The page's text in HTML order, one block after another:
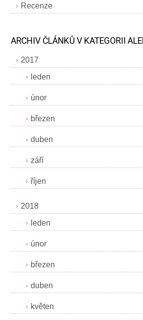
Recenze
ARCHIV ČLÁNKŮ V KATEGORII
2017
leden
únor
březen
duben
září
říjen
2018
leden
únor
březen
duben
květen